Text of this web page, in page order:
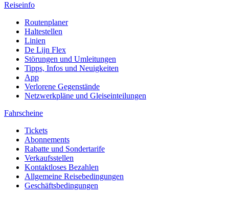
Reiseinfo
Routenplaner
Haltestellen
Linien
De Lijn Flex
Störungen und Umleitungen
Tipps, Infos und Neuigkeiten
App
Verlorene Gegenstände
Netzwerkpläne und Gleiseinteilungen
Fahrscheine
Tickets
Abonnements
Rabatte und Sondertarife
Verkaufsstellen
Kontaktloses Bezahlen
Allgemeine Reisebedingungen
Geschäftsbedingungen